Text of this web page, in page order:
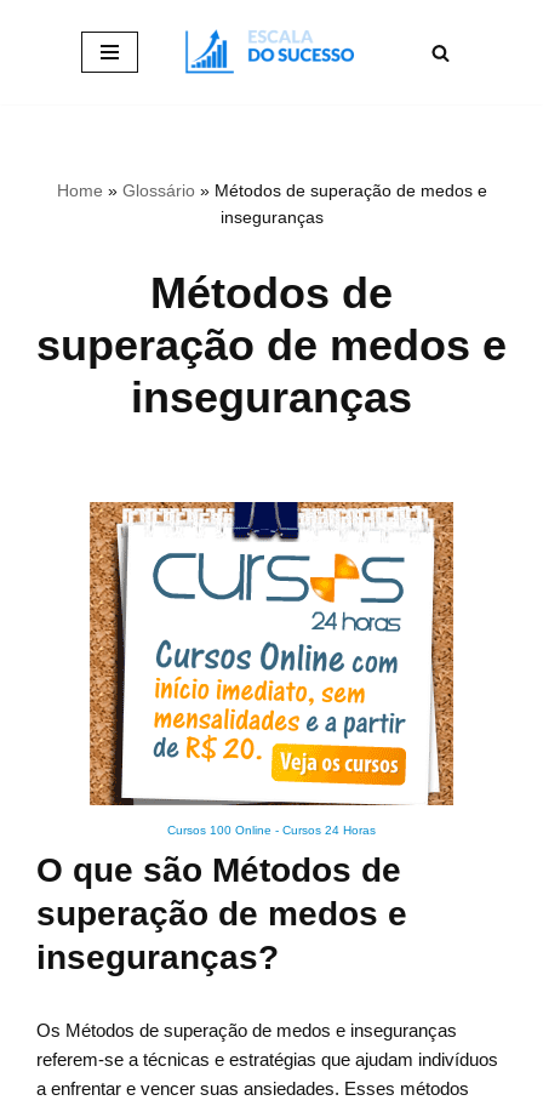
Home » Glossário» Métodos de superação de medos e
inseguranças
Métodos de
superação de medos e
inseguranças
Cursos 100 Online - Cursos 24 Horas
O que são Métodos de
superação de medos e
inseguranças?
Os Métodos de superação de medos e inseguranças
referem-se a técnicas e estratégias que ajudam indivíduos
a enfrentar e vencer suas ansiedades. Esses métodos